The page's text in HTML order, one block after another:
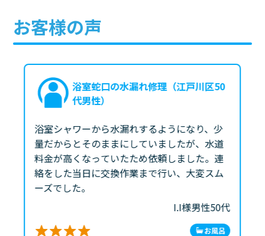
お客様の声
浴室蛇口の水漏れ修理（江戸川区50
代男性）
浴室シャワーから水漏れするようになり、少
量だからとそのままにしていましたが、水道
料金が高くなっていたため依頼しました。連
絡をした当日に交換作業まで行い、大変スム
ーズでした。
I.I様男性50代
お風呂